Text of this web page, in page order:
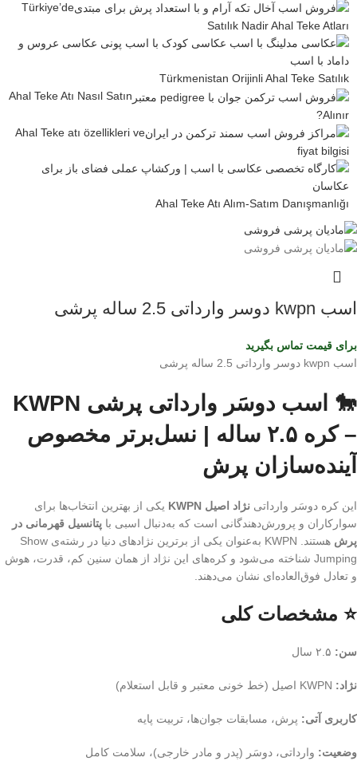
Türkiye’de
Satılık Nadir Ahal Teke Atları
Türkmenistan Orijinli Ahal Teke Satılık
Ahal Teke Atı Nasıl Satın
Alınır?
Ahal Teke atı özellikleri ve
fiyat bilgisi
Ahal Teke Atı Alım-Satım Danışmanlığı
اسب kwpn دوسر وارداتی 2.5 ساله پرشی
برای قیمت تماس بگیرید
اسب kwpn دوسر وارداتی 2.5 ساله پرشی
🐎 اسب دوسَر وارداتی پرشی KWPN
– کره ۲.۵ ساله | نسل‌برتر مخصوص
آینده‌سازان پرش
این کره دوسَر وارداتی نژاد اصیل KWPN
یکی از بهترین انتخاب‌ها برای
سوارکاران و پرورش‌دهندگانی است که به‌دنبال اسبی با پتانسیل قهرمانی در
پرش
هستند. KWPN به‌عنوان یکی از برترین نژادهای دنیا در رشته‌ی Show
Jumping شناخته می‌شود و کره‌های این نژاد از همان سنین کم، قدرت، هوش
و تعادل فوق‌العاده‌ای نشان می‌دهند.
⭐ مشخصات کلی
سن:
نژاد:
کاربری آتی: پرش، مسابقات جوان‌ها، تربیت پایه
وضعیت: وارداتی، دوسَر (پدر و مادر خارجی)، سلامت کامل